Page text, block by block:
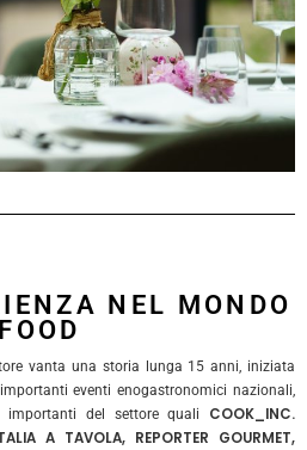
NEL MONDO
FOOD
vanta una storia lunga 15 anni, iniziata
eventi enogastronomici nazionali,
del settore quali COOK_INC.
A TAVOLA, REPORTER GOURMET,